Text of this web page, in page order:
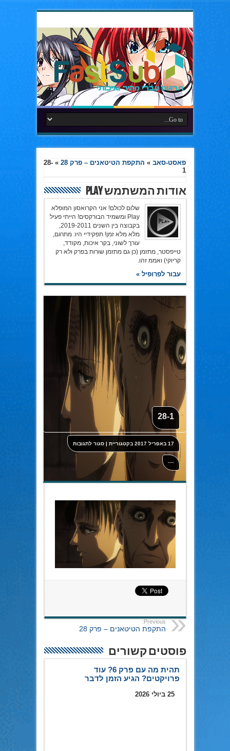
פאסט-סאב » התקפת הטיטאנים – פרק 28 »
28-
1
אודות המשתמש Play
שלום לכולם! אני הקרואסון המופלא
Play ומשמיד הבורקסים! הייתי פעיל
בקבוצה בין השנים 2019-2011,
מלא מלא זמן! תפקידיי היו: מתרגם,
עורך לשוני, בקר איכות, מקודד,
טייפסטר, מתזמן (כן גם מתזמן שורות בפרק ולא רק
קריוקי) ואממ זהו.
עבור לפרופיל »
28-1
17 באפריל 2017 בקטגוריית |סגור לתגובותעל
28-
----
Previous:
התקפת הטיטאנים – פרק 28
פוסטים קשורים
תהית מה עם פרק 6? עוד
פרויקטים? הגיע הזמן לדבר
25 ביולי 2026